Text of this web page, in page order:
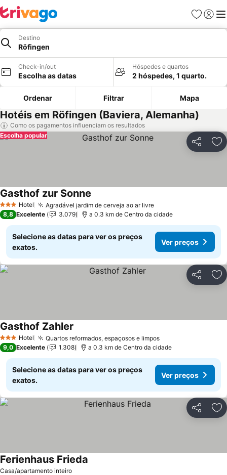
Favoritos
Iniciar
Destino
Röfingen
Check-in/out
Escolha as datas
Hóspedes e quartos
2 hóspedes, 1 quarto.
Ordenar Filtrar Mapa
Hotéis em Röfingen (Baviera, Alemanha)
Como os pagamentos influenciam os resultados
Partilhar
Escolha popular
3 EstrelasHotel Agradável jardim de cerveja ao ar livre
Gasthof zur Sonne
8,8 Excelente 3.079 a 0.3 km de Centro da cidade
Selecione as datas para ver os preços
exatos.
Ver preços
Partilhar
3 EstrelasHotel Quartos reformados, espaçosos e limpos
Gasthof Zahler
9,0 Excelente 1.308 a 0.3 km de Centro da cidade
Selecione as datas para ver os preços
exatos.
Ver preços
Partilhar
Casa/apartamento inteiro
Ferienhaus Frieda